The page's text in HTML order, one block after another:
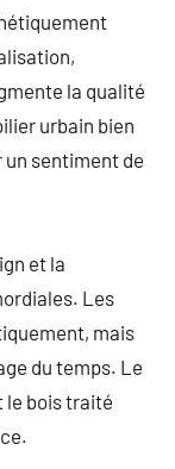
la qualité
urbain bien
sentiment de
et la
Les
mais
du temps. Le
le bois traité